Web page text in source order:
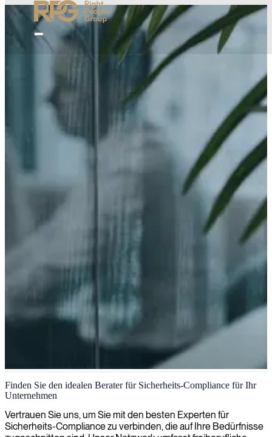
Sicherheits-Compliance
Wir bieten maßgeschneiderte Sicherheits- und Compliance-
Lösungen an, die Ihr Unternehmen vor Bedrohungen schützen und
gleichzeitig die Einhaltung regulatorischer Anforderungen
Finden Sie den idealen Berater für Sicherheits-Compliance für Ihr
Unternehmen
Vertrauen Sie uns, um Sie mit den besten Experten für
Sicherheits-Compliance zu verbinden, die auf Ihre Bedürfnisse